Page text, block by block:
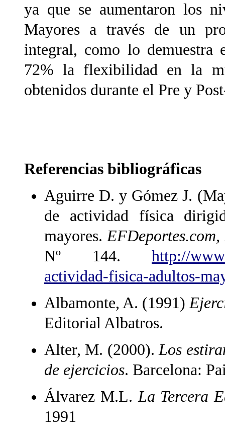
ya que se aumentaron los
Mayores a través de un
integral, como lo demuestra
72% la flexibilidad en la
obtenidos durante el Pre y
Referencias bibliográficas
Aguirre D. y Gómez J.
de actividad física
mayores.
Nº 144. http://
actividad-fisica-adultos-
Albamonte, A. (1991)
Editorial Albatros.
Alter, M. (2000).Los
de ejercicios. Barcelona:
Álvarez M.L.La Tercera
1991